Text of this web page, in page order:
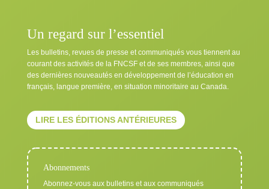
Un regard sur l’essentiel
Les bulletins, revues de presse et communiqués vous tiennent au
courant des activités de la FNCSF et de ses membres, ainsi que
des dernières nouveautés en développement de l’éducation en
français, langue première, en situation minoritaire au Canada.
LIRE LES ÉDITIONS ANTÉRIEURES
Abonnements
Abonnez-vous aux bulletins et aux communiqués